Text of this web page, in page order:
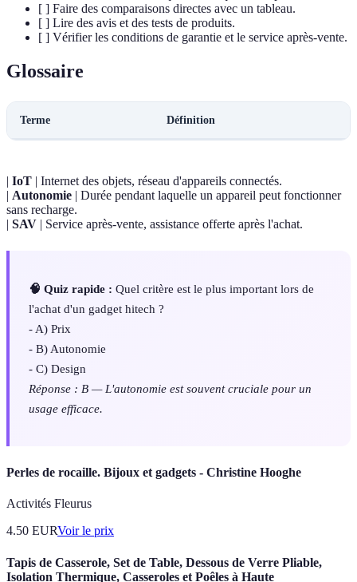
[ ] Faire des comparaisons directes avec un tableau.
[ ] Lire des avis et des tests de produits.
[ ] Vérifier les conditions de garantie et le service après-vente.
Glossaire
Terme Définition
| IoT | Internet des objets, réseau d'appareils connectés.
| Autonomie | Durée pendant laquelle un appareil peut fonctionner
sans recharge.
| SAV | Service après-vente, assistance offerte après l'achat.
🧠 Quiz rapide : Quel critère est le plus important lors de
l'achat d'un gadget hitech ?
- A) Prix
- B) Autonomie
- C) Design
Réponse : B — L'autonomie est souvent cruciale pour un
usage efficace.
Perles de rocaille. Bijoux et gadgets - Christine Hooghe
Activités Fleurus
4.50 EURVoir le prix
Tapis de Casserole, Set de Table, Dessous de Verre Pliable,
Isolation Thermique, Casseroles et Poêles à Haute